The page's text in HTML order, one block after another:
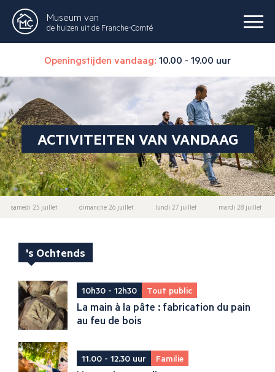
Museum van
de huizen uit de Franche-Comté
Openingstijden vandaag: 10.00 - 19.00 uur
ACTIVITEITEN VAN VANDAAG
samedi 25 juillet dimanche 26 juillet lundi 27 juillet mardi 28 juillet
's Ochtends
10h30 - 12h30 Tout public
La main à la pâte : fabrication du pain
au feu de bois
11.00 - 12.30 uur Familie